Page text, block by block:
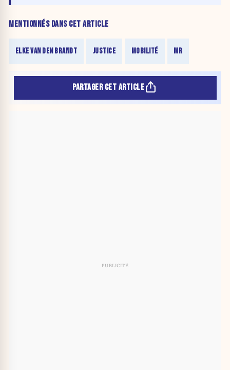
MENTIONNÉS DANS CET ARTICLE
ELKE VAN DEN BRANDT JUSTICE MOBILITÉ MR
PARTAGER CET ARTICLE